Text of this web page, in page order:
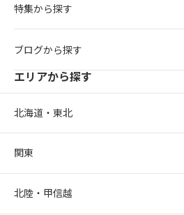
特集から探す
ブログから探す
エリアから探す
北海道・東北
関東
北陸・甲信越